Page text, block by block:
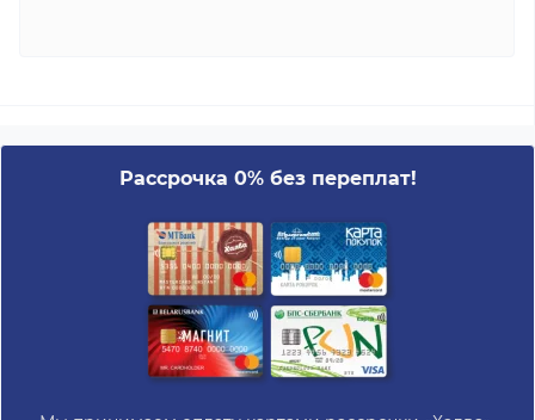
Рассрочка 0% без переплат!